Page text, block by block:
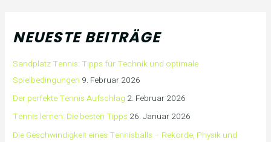
NEUESTE BEITRÄGE
Sandplatz Tennis: Tipps für Technik und optimale
Spielbedingungen 9. Februar 2026
Der perfekte Tennis Aufschlag 2. Februar 2026
Tennis lernen: Die besten Tipps 26. Januar 2026
Die Geschwindigkeit eines Tennisballs – Rekorde, Physik und